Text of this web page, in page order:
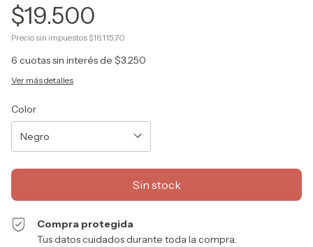
$19.500
Precio sin impuestos $16.115,70
6 cuotas sin interés de $3.250
Ver más detalles
Color
Compra protegida
Tus datos cuidados durante toda la compra.